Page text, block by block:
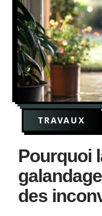
TRAVAUX
Pourquoi
des